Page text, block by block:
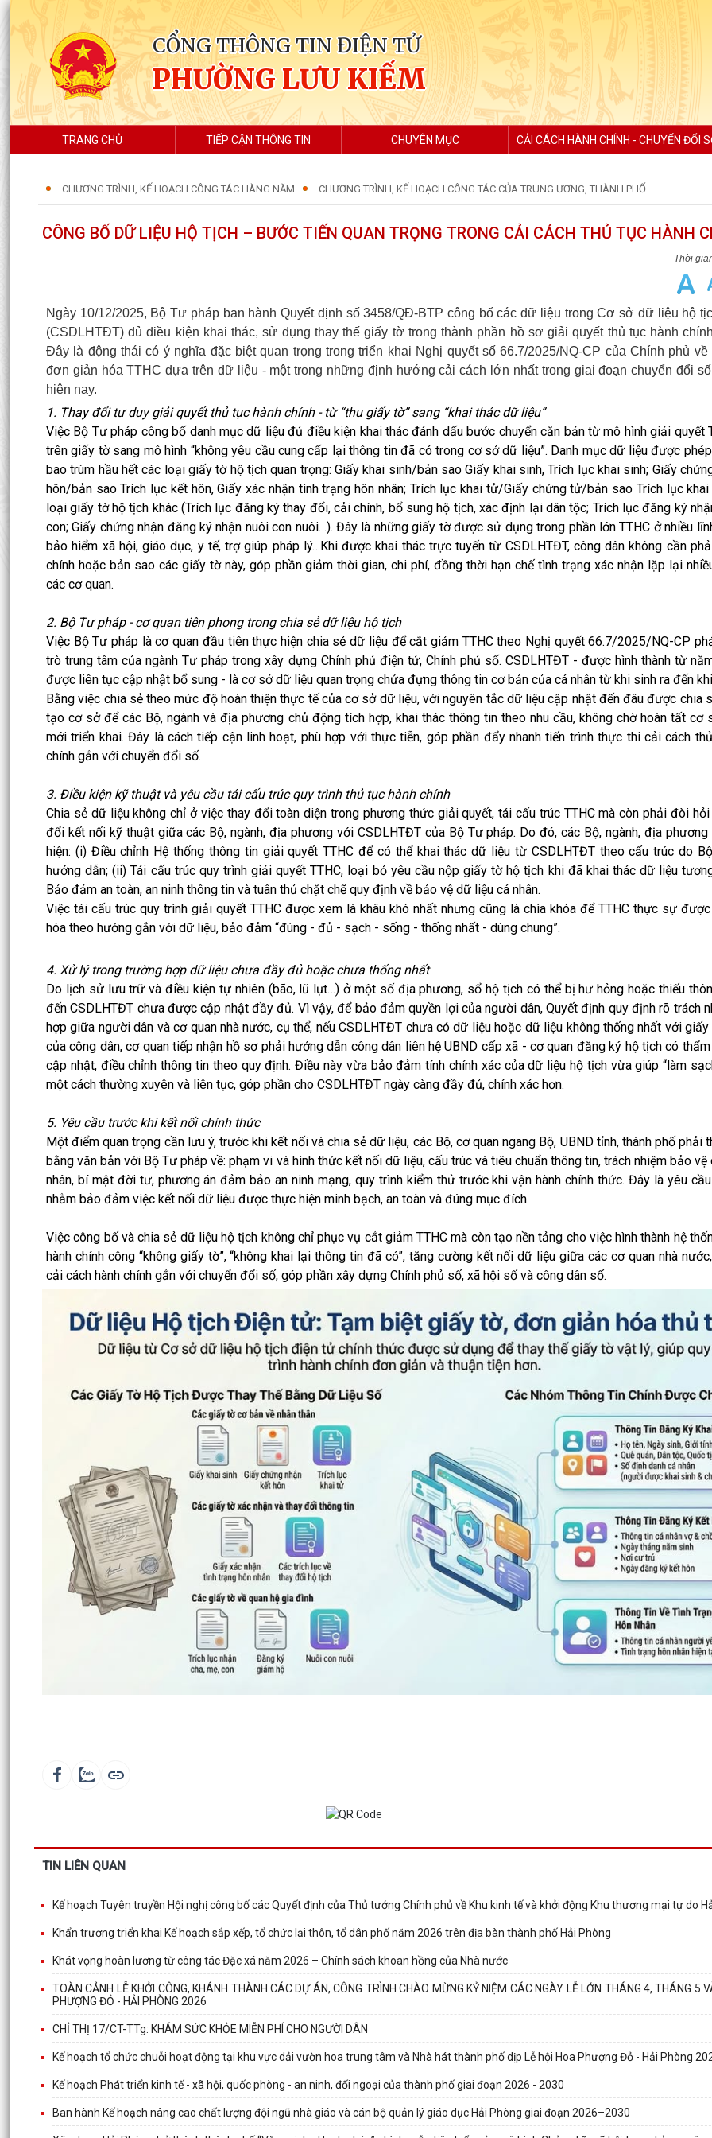
CỔNG THÔNG TIN ĐIỆN TỬ
PHƯỜNG LƯU KIẾM
TRANG CHỦ TIẾP CẬN THÔNG TIN CHUYÊN MỤC CẢI CÁCH HÀNH CHÍNH - CHUYỂN ĐỔI
CHƯƠNG TRÌNH, KẾ HOẠCH CÔNG TÁC HÀNG NĂM CHƯƠNG TRÌNH, KẾ HOẠCH CÔNG TÁC CỦA TRUNG ƯƠNG, THÀNH PHỐ
CÔNG BỐ DỮ LIỆU HỘ TỊCH – BƯỚC TIẾN QUAN TRỌNG TRONG CẢI CÁCH THỦ TỤC HÀNH
Ngày 10/12/2025, Bộ Tư pháp ban hành Quyết định số 3458/QĐ-BTP công bố các dữ liệu trong Cơ sở dữ liệu hộ
(CSDLHTĐT) đủ điều kiện khai thác, sử dụng thay thế giấy tờ trong thành phần hồ sơ giải quyết thủ tục hành
Đây là động thái có ý nghĩa đặc biệt quan trọng trong triển khai Nghị quyết số 66.7/2025/NQ-CP của Chính phủ về
đơn giản hóa TTHC dựa trên dữ liệu - một trong những định hướng cải cách lớn nhất trong giai đoạn chuyển đổi
hiện nay.
1. Thay đổi tư duy giải quyết thủ tục hành chính - từ “thu giấy tờ” sang “khai thác dữ liệu”
Việc Bộ Tư pháp công bố danh mục dữ liệu đủ điều kiện khai thác đánh dấu bước chuyển căn bản từ mô hình giải quyết
trên giấy tờ sang mô hình “không yêu cầu cung cấp lại thông tin đã có trong cơ sở dữ liệu”. Danh mục dữ liệu được
bao trùm hầu hết các loại giấy tờ hộ tịch quan trọng: Giấy khai sinh/bản sao Giấy khai sinh, Trích lục khai sinh; Giấy
hôn/bản sao Trích lục kết hôn, Giấy xác nhận tình trạng hôn nhân; Trích lục khai tử/Giấy chứng tử/bản sao Trích lục
loại giấy tờ hộ tịch khác (Trích lục đăng ký thay đổi, cải chính, bổ sung hộ tịch, xác định lại dân tộc; Trích lục đăng ký
con; Giấy chứng nhận đăng ký nhận nuôi con nuôi…). Đây là những giấy tờ được sử dụng trong phần lớn TTHC ở nhiều
bảo hiểm xã hội, giáo dục, y tế, trợ giúp pháp lý…Khi được khai thác trực tuyến từ CSDLHTĐT, công dân không cần
chính hoặc bản sao các giấy tờ này, góp phần giảm thời gian, chi phí, đồng thời hạn chế tình trạng xác nhận lặp lại
các cơ quan.
2. Bộ Tư pháp - cơ quan tiên phong trong chia sẻ dữ liệu hộ tịch
Việc Bộ Tư pháp là cơ quan đầu tiên thực hiện chia sẻ dữ liệu để cắt giảm TTHC theo Nghị quyết 66.7/2025/NQ-CP
trò trung tâm của ngành Tư pháp trong xây dựng Chính phủ điện tử, Chính phủ số. CSDLHTĐT - được hình thành từ
được liên tục cập nhật bổ sung - là cơ sở dữ liệu quan trọng chứa đựng thông tin cơ bản của cá nhân từ khi sinh ra đến
Bằng việc chia sẻ theo mức độ hoàn thiện thực tế của cơ sở dữ liệu, với nguyên tắc dữ liệu cập nhật đến đâu được chia
tạo cơ sở để các Bộ, ngành và địa phương chủ động tích hợp, khai thác thông tin theo nhu cầu, không chờ hoàn tất cơ
mới triển khai. Đây là cách tiếp cận linh hoạt, phù hợp với thực tiễn, góp phần đẩy nhanh tiến trình thực thi cải cách
chính gắn với chuyển đổi số.
3. Điều kiện kỹ thuật và yêu cầu tái cấu trúc quy trình thủ tục hành chính
Chia sẻ dữ liệu không chỉ ở việc thay đổi toàn diện trong phương thức giải quyết, tái cấu trúc TTHC mà còn phải đòi
đổi kết nối kỹ thuật giữa các Bộ, ngành, địa phương với CSDLHTĐT của Bộ Tư pháp. Do đó, các Bộ, ngành, địa
hiện: (i) Điều chỉnh Hệ thống thông tin giải quyết TTHC để có thể khai thác dữ liệu từ CSDLHTĐT theo cấu trúc do
hướng dẫn; (ii) Tái cấu trúc quy trình giải quyết TTHC, loại bỏ yêu cầu nộp giấy tờ hộ tịch khi đã khai thác dữ liệu
Bảo đảm an toàn, an ninh thông tin và tuân thủ chặt chẽ quy định về bảo vệ dữ liệu cá nhân.
Việc tái cấu trúc quy trình giải quyết TTHC được xem là khâu khó nhất nhưng cũng là chìa khóa để TTHC thực sự
hóa theo hướng gắn với dữ liệu, bảo đảm “đúng - đủ - sạch - sống - thống nhất - dùng chung”.
4. Xử lý trong trường hợp dữ liệu chưa đầy đủ hoặc chưa thống nhất
Do lịch sử lưu trữ và điều kiện tự nhiên (bão, lũ lụt…) ở một số địa phương, sổ hộ tịch có thể bị hư hỏng hoặc thiếu
đến CSDLHTĐT chưa được cập nhật đầy đủ. Vì vậy, để bảo đảm quyền lợi của người dân, Quyết định quy định rõ trách
hợp giữa người dân và cơ quan nhà nước, cụ thể, nếu CSDLHTĐT chưa có dữ liệu hoặc dữ liệu không thống nhất với
của công dân, cơ quan tiếp nhận hồ sơ phải hướng dẫn công dân liên hệ UBND cấp xã - cơ quan đăng ký hộ tịch có
cập nhật, điều chỉnh thông tin theo quy định. Điều này vừa bảo đảm tính chính xác của dữ liệu hộ tịch vừa giúp “làm
một cách thường xuyên và liên tục, góp phần cho CSDLHTĐT ngày càng đầy đủ, chính xác hơn.
5. Yêu cầu trước khi kết nối chính thức
Một điểm quan trọng cần lưu ý, trước khi kết nối và chia sẻ dữ liệu, các Bộ, cơ quan ngang Bộ, UBND tỉnh, thành phố phải
bằng văn bản với Bộ Tư pháp về: phạm vi và hình thức kết nối dữ liệu, cấu trúc và tiêu chuẩn thông tin, trách nhiệm bảo vệ
nhân, bí mật đời tư, phương án đảm bảo an ninh mạng, quy trình kiểm thử trước khi vận hành chính thức. Đây là yêu
nhằm bảo đảm việc kết nối dữ liệu được thực hiện minh bạch, an toàn và đúng mục đích.
Việc công bố và chia sẻ dữ liệu hộ tịch không chỉ phục vụ cắt giảm TTHC mà còn tạo nền tảng cho việc hình thành hệ
hành chính công “không giấy tờ”, “không khai lại thông tin đã có”, tăng cường kết nối dữ liệu giữa các cơ quan nhà
cải cách hành chính gắn với chuyển đổi số, góp phần xây dựng Chính phủ số, xã hội số và công dân số.
TIN LIÊN QUAN
Kế hoạch Tuyên truyền Hội nghị công bố các Quyết định của Thủ tướng Chính phủ về Khu kinh tế và khởi động Khu thương mại tự do
Khẩn trương triển khai Kế hoạch sắp xếp, tổ chức lại thôn, tổ dân phố năm 2026 trên địa bàn thành phố Hải Phòng
Khát vọng hoàn lương từ công tác Đặc xá năm 2026 – Chính sách khoan hồng của Nhà nước
TOÀN CẢNH LỄ KHỞI CÔNG, KHÁNH THÀNH CÁC DỰ ÁN, CÔNG TRÌNH CHÀO MỪNG KỶ NIỆM CÁC NGÀY LỄ LỚN THÁNG 4, THÁNG 5
PHƯỢNG ĐỎ - HẢI PHÒNG 2026
CHỈ THỊ 17/CT-TTg: KHÁM SỨC KHỎE MIỄN PHÍ CHO NGƯỜI DÂN
Kế hoạch tổ chức chuỗi hoạt động tại khu vực dải vườn hoa trung tâm và Nhà hát thành phố dịp Lễ hội Hoa Phượng Đỏ - Hải Phòng
Kế hoạch Phát triển kinh tế - xã hội, quốc phòng - an ninh, đối ngoại của thành phố giai đoạn 2026 - 2030
Ban hành Kế hoạch nâng cao chất lượng đội ngũ nhà giáo và cán bộ quản lý giáo dục Hải Phòng giai đoạn 2026–2030